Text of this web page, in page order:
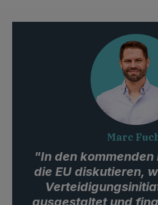
Marc
"In den
die EU diskutieren,
ausgestaltet und